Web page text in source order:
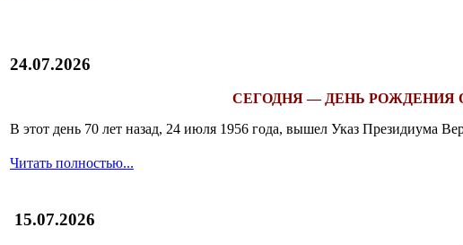
24.07.2026
СЕГОДНЯ — ДЕНЬ РОЖДЕНИЯ
В этот день 70 лет назад, 24 июля 1956 года, вышел Указ Президиума
Читать полностью...
15.07.2026